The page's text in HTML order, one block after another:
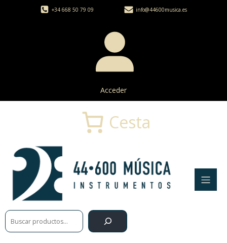
+34 668 50 79 09 info@44600musica.es
Acceder
Buscar
Cesta